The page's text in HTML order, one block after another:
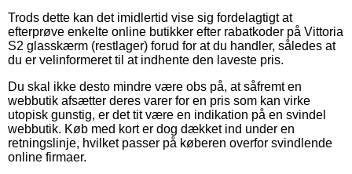
Trods dette kan det imidlertid vise sig fordelagtigt at
efterprøve enkelte online butikker efter rabatkoder på Vittoria
S2 glasskærm (restlager) forud for at du handler, således at
du er velinformeret til at indhente den laveste pris.
Du skal ikke desto mindre være obs på, at såfremt en
webbutik afsætter deres varer for en pris som kan virke
utopisk gunstig, er det tit være en indikation på en svindel
webbutik. Køb med kort er dog dækket ind under en
retningslinje, hvilket passer på køberen overfor svindlende
online firmaer.